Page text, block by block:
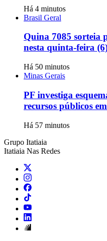
Há 4 minutos
Brasil Geral
Quina 7085 sorteia
nesta quinta-feira
Há 50 minutos
Minas Gerais
PF investiga
recursos públicos
Há 57 minutos
Grupo Itatiaia
Itatiaia Nas Redes